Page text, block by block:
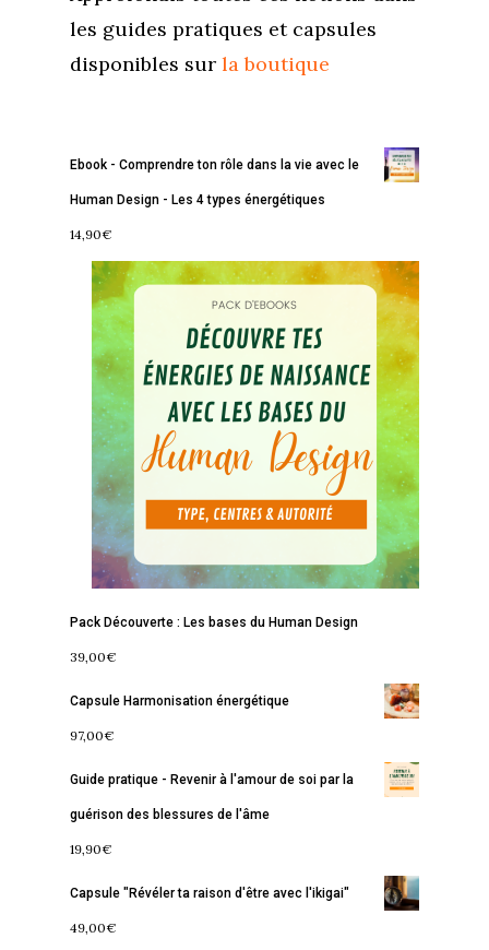
les guides pratiques et capsules
disponibles sur la boutique
Ebook - Comprendre ton rôle dans la vie avec le
Human Design - Les 4 types énergétiques
14,90€
Pack Découverte : Les bases du Human Design
39,00€
Capsule Harmonisation énergétique
97,00€
Guide pratique - Revenir à l'amour de soi par la
guérison des blessures de l'âme
19,90€
Capsule "Révéler ta raison d'être avec l'ikigai"
49,00€